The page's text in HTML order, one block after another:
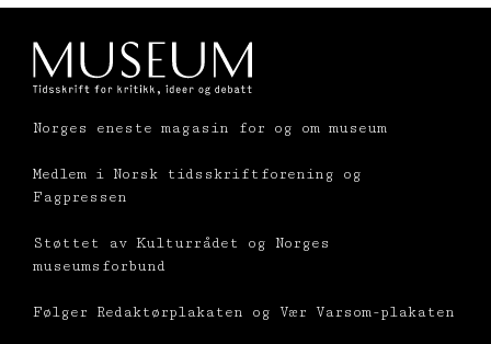
Norges eneste magasin for og om museum
Medlem i Norsk tidsskriftforening og
Fagpressen
Støttet av Kulturrådet og Norges
museumsforbund
Følger Redaktørplakaten og Vær Varsom-plakaten